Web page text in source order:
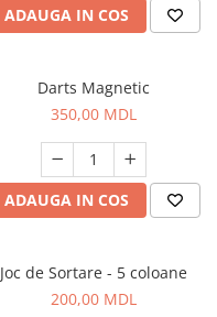
ADAUGA IN COS
Darts Magnetic
350,00 MDL
ADAUGA IN COS
Joc de Sortare - 5 coloane
200,00 MDL